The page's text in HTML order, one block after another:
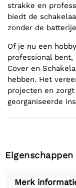
strakke en
biedt de
zonder de
Of je nu een
professional
Cover en
hebben. Het
projecten en
georganiseerde
Eigenschappen
Merk